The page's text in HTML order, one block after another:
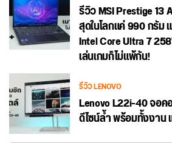
รีวิว MSI Prestige 13
สุดในโลกแค่ 990 กรัม
Intel Core Ultra 7
เล่นเกมก็ไม่แพ้กัน!
รีวิว LENOVO
Lenovo L22i-40 จอ
ดีไซน์ล้ำ พร้อมทั้งงาน